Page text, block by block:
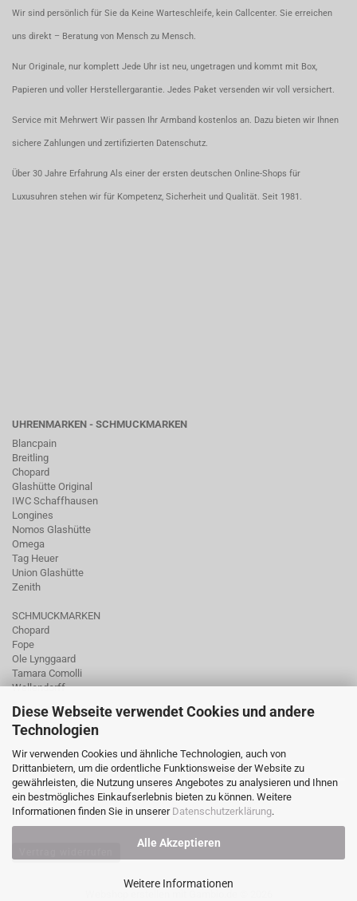
Diese Webseite verwendet Cookies und andere
Technologien
Wir verwenden Cookies und ähnliche Technologien, auch von
Drittanbietern, um die ordentliche Funktionsweise der Website zu
gewährleisten, die Nutzung unseres Angebotes zu analysieren und Ihnen
ein bestmögliches Einkaufserlebnis bieten zu können. Weitere
Informationen finden Sie in unserer Datenschutzerklärung.
Alle Akzeptieren
Weitere Informationen
Wir sind persönlich für Sie da Keine Warteschleife, kein Callcenter. Sie erreichen
uns direkt – Beratung von Mensch zu Mensch.
Nur Originale, nur komplett Jede Uhr ist neu, ungetragen und kommt mit Box,
Papieren und voller Herstellergarantie. Jedes Paket versenden wir voll versichert.
Service mit Mehrwert Wir passen Ihr Armband kostenlos an. Dazu bieten wir Ihnen
sichere Zahlungen und zertifizierten Datenschutz.
Über 30 Jahre Erfahrung Als einer der ersten deutschen Online-Shops für
Luxusuhren stehen wir für Kompetenz, Sicherheit und Qualität. Seit 1981.
UHRENMARKEN - SCHMUCKMARKEN
Blancpain
Breitling
Chopard
Glashütte Original
IWC Schaffhausen
Longines
Nomos Glashütte
Omega
Tag Heuer
Union Glashütte
Zenith
SCHMUCKMARKEN
Chopard
Fope
Ole Lynggaard
Tamara Comolli
Wellendorff